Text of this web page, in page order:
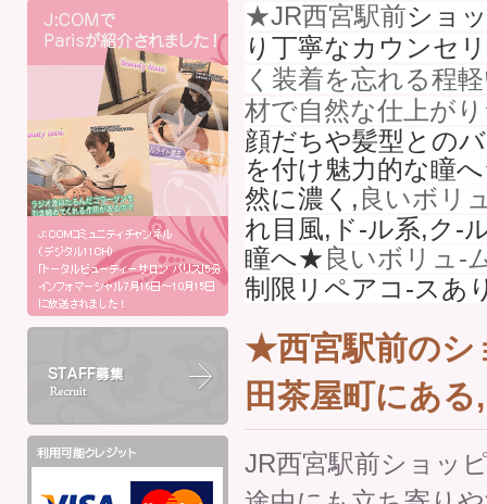
★JR西宮駅前ショ
り丁寧なカウンセ
く装着を忘れる程
材で自然な仕上がり
顔だちや髪型との
を付け魅力的な瞳
然に濃く, 良いボリ
れ目風,ド-ル系,ク-
瞳へ★ 良いボリュ-
制限リペアコ-スあ
★西宮駅前のシ
田茶屋町にあ
JR西宮駅前ショッ